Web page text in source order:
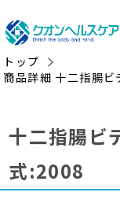
トップ
商品詳細 十二指腸
十二指腸ビ
式:2008